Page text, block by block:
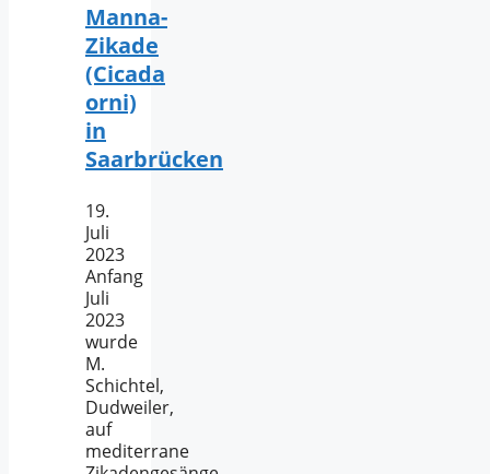
Manna-
Zikade
(Cicada
orni)
in
Saarbrücken
19.
Juli
2023
Anfang
Juli
2023
wurde
M.
Schichtel,
Dudweiler,
auf
mediterrane